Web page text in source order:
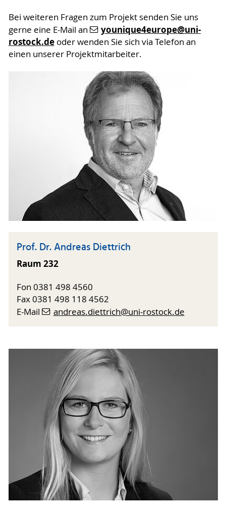
Bei weiteren Fragen zum Projekt senden Sie uns
gerne eine E-Mail an
younique4europe@uni-
rostock.deoder wenden Sie sich via Telefon an
einen unserer Projektmitarbeiter.
Prof. Dr. Andreas Diettrich
Raum 232
Fon 0381 498 4560
Fax 0381 498 118 4562
E-Mail
andreas.diettrich@uni-rostock.de